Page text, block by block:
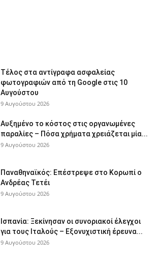
Τέλος στα αντίγραφα ασφαλείας
φωτογραφιών από τη Google στις 10
Αυγούστου
9 Αυγούστου 2026
Αυξημένο το κόστος στις οργανωμένες
παραλίες – Πόσα χρήματα χρειάζεται μία...
9 Αυγούστου 2026
Παναθηναϊκός: Επέστρεψε στο Κορωπί ο
Ανδρέας Τετέι
9 Αυγούστου 2026
Ισπανία: Ξεκίνησαν οι συνοριακοί έλεγχοι
για τους Ιταλούς – Εξονυχιστική έρευνα...
9 Αυγούστου 2026